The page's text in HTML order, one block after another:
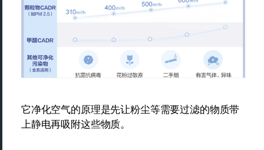
它净化空气的原理是先让粉尘等需要过滤的物质带
上静电再吸附这些物质。